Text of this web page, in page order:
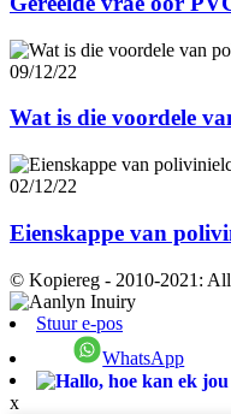
09/12/22
Wat is die voordele
02/12/22
Eienskappe van
© Kopiereg - 2010-2021:
Stuur e-pos
WhatsApp
x